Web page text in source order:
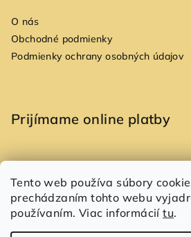
Tento web používa súbory
prechádzaním tohto webu
používaním. Viac informáciítu.
O nás
Obchodné podmienky
Podmienky ochrany osobných údajov
Prijímame online platby
Copyright 2026Allori. Všetky